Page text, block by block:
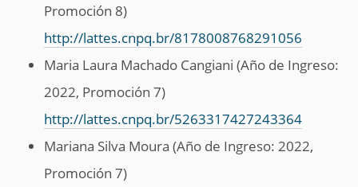
Promoción 8)
http://lattes.cnpq.br/8178008768291056
Maria Laura Machado Cangiani (Año de Ingreso:
2022, Promoción 7)
http://lattes.cnpq.br/5263317427243364
Mariana Silva Moura (Año de Ingreso: 2022,
Promoción 7)